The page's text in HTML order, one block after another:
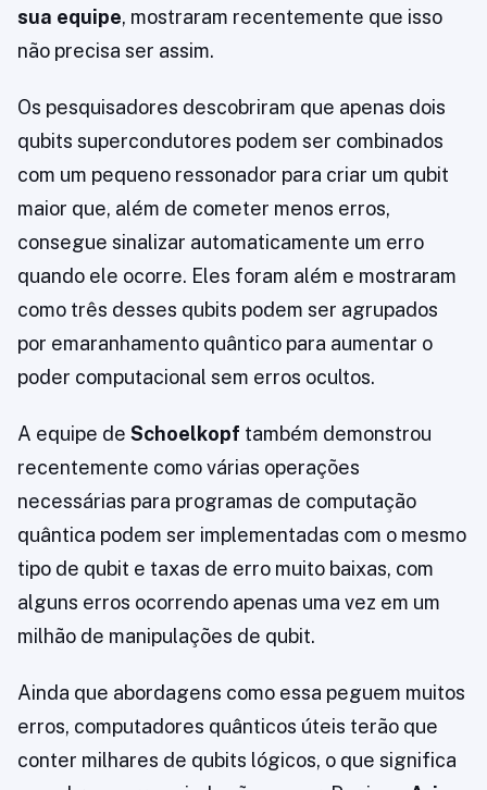
sua equipe, mostraram recentemente que isso
não precisa ser assim.
Os pesquisadores descobriram que apenas dois
qubits supercondutores podem ser combinados
com um pequeno ressonador para criar um qubit
maior que, além de cometer menos erros,
consegue sinalizar automaticamente um erro
quando ele ocorre. Eles foram além e mostraram
como três desses qubits podem ser agrupados
por emaranhamento quântico para aumentar o
poder computacional sem erros ocultos.
A equipe de Schoelkopf também demonstrou
recentemente como várias operações
necessárias para programas de computação
quântica podem ser implementadas com o mesmo
tipo de qubit e taxas de erro muito baixas, com
alguns erros ocorrendo apenas uma vez em um
milhão de manipulações de qubit.
Ainda que abordagens como essa peguem muitos
erros, computadores quânticos úteis terão que
conter milhares de qubits lógicos, o que significa